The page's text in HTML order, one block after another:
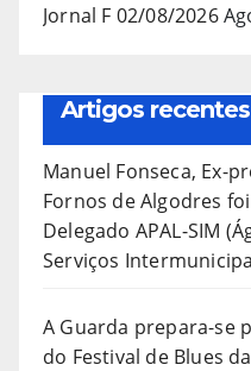
Jornal F 02/08/2026
Artigos recentes
Manuel Fonseca, Ex-
Fornos de Algodres
Delegado APAL-SIM
Serviços
A Guarda prepara-se
do Festival de Blues